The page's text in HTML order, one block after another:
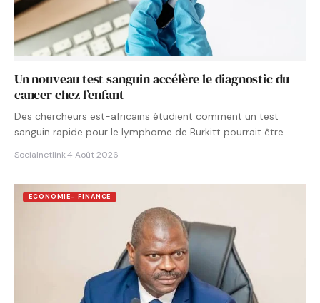
Un nouveau test sanguin accélère le diagnostic du
cancer chez l’enfant
Des chercheurs est-africains étudient comment un test
sanguin rapide pour le lymphome de Burkitt pourrait être
Socialnetlink·4 Août 2026
ECONOMIE- FINANCE